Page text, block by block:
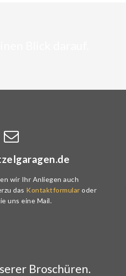
wir Ihr Anliegen auch
das Kontaktformular oder
uns eine Mail.
Broschüren.